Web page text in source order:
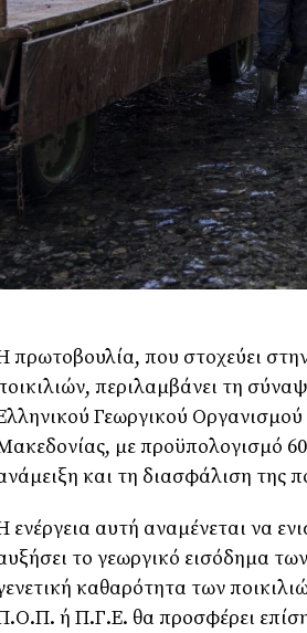
πρωτοβουλία, που στοχεύει
περιλαμβάνει τη
Γεωργικού
με προϋπολογισμό
και τη διασφάλιση της
ενέργεια αυτή αναμένεται να
το γεωργικό εισόδημα
καθαρότητα των
ή Π.Γ.Ε. θα προσφέρει